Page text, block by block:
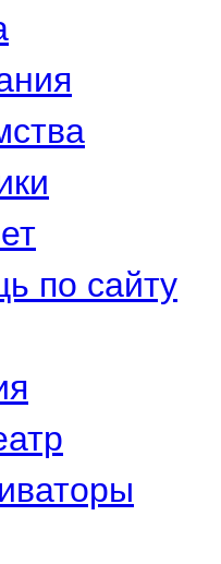
по сайту